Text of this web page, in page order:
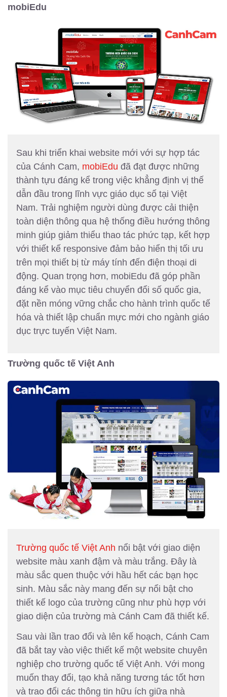
mobiEdu
Sau khi triển khai website mới với sự hợp tác
của Cánh Cam, mobiEdu đã đạt được những
thành tựu đáng kể trong việc khẳng định vị thế
dẫn đầu trong lĩnh vực giáo dục số tại Việt
Nam. Trải nghiệm người dùng được cải thiện
toàn diện thông qua hệ thống điều hướng thông
minh giúp giảm thiểu thao tác phức tạp, kết hợp
với thiết kế responsive đảm bảo hiển thị tối ưu
trên mọi thiết bị từ máy tính đến điện thoại di
động. Quan trọng hơn, mobiEdu đã góp phần
đáng kể vào mục tiêu chuyển đổi số quốc gia,
đặt nền móng vững chắc cho hành trình quốc tế
hóa và thiết lập chuẩn mực mới cho ngành giáo
dục trực tuyến Việt Nam.
Trường quốc tế Việt Anh
Trường quốc tế Việt Anh nổi bật với giao diện
website màu xanh đậm và màu trắng. Đây là
màu sắc quen thuộc với hầu hết các bạn học
sinh. Màu sắc này mang đến sự nổi bật cho
thiết kế logo của trường cũng như phù hợp với
giao diện của trường mà Cánh Cam đã thiết kế.
Sau vài lần trao đổi và lên kế hoạch, Cánh Cam
đã bắt tay vào việc thiết kế một website chuyên
nghiệp cho trường quốc tế Việt Anh. Với mong
muốn thay đổi, tạo khả năng tương tác tốt hơn
và trao đổi các thông tin hữu ích giữa nhà